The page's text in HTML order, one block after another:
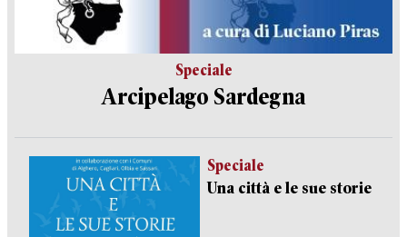
Speciale
Arcipelago Sardegna
Speciale
Una città e le sue storie